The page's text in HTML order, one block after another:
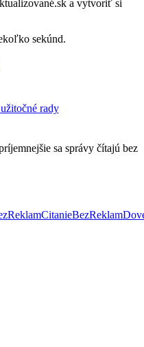
a vytvoriť si
sekúnd.
sa správy čítajú bez
CitanieBezReklam